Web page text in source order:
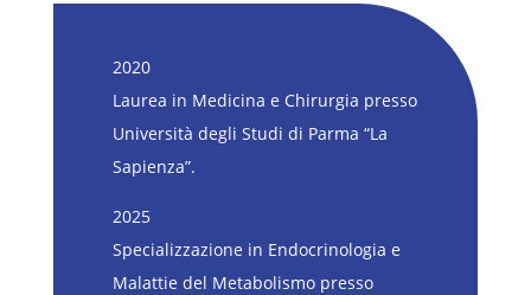
2020
Laurea in Medicina e Chirurgia presso
Università degli Studi di Parma “La
Sapienza”.
2025
Specializzazione in Endocrinologia e
Malattie del Metabolismo presso